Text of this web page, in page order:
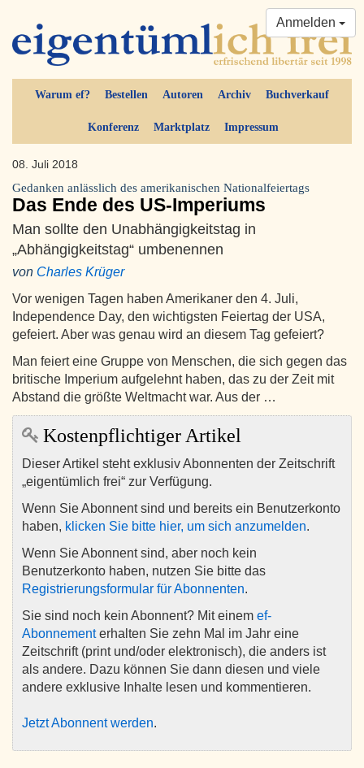
Warum ef? Bestellen Autoren Archiv Buchverkauf
Konferenz Marktplatz Impressum
Anmelden
08. Juli 2018
Gedanken anlässlich des amerikanischen Nationalfeiertags
Das Ende des US-Imperiums
Man sollte den Unabhängigkeitstag in
„Abhängigkeitstag“ umbenennen
von Charles Krüger
Vor wenigen Tagen haben Amerikaner den 4. Juli,
Independence Day, den wichtigsten Feiertag der USA,
gefeiert. Aber was genau wird an diesem Tag gefeiert?
Man feiert eine Gruppe von Menschen, die sich gegen das
britische Imperium aufgelehnt haben, das zu der Zeit mit
Abstand die größte Weltmacht war. Aus der …
Kostenpflichtiger Artikel
Dieser Artikel steht exklusiv Abonnenten der Zeitschrift
„eigentümlich frei“ zur Verfügung.
Wenn Sie Abonnent sind und bereits ein Benutzerkonto
haben, klicken Sie bitte hier, um sich anzumelden.
Wenn Sie Abonnent sind, aber noch kein
Benutzerkonto haben, nutzen Sie bitte das
Registrierungsformular für Abonnenten.
Sie sind noch kein Abonnent? Mit einem ef-
Abonnementerhalten Sie zehn Mal im Jahr eine
Zeitschrift (print und/oder elektronisch), die anders ist
als andere. Dazu können Sie dann diesen und viele
andere exklusive Inhalte lesen und kommentieren.
Jetzt Abonnent werden.